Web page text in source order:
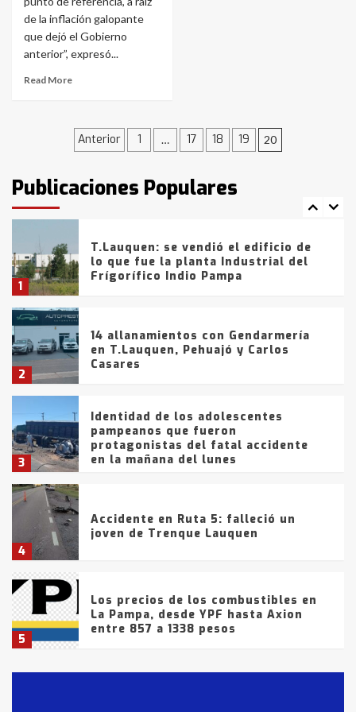
de la inflación galopante
que dejó el Gobierno
anterior”, expresó...
Read More
Navegación
de
entradas
Anterior 1 … 17 18 19 20
Publicaciones Populares
5
entre 857 a 1338 pesos
T.Lauquen: tres jóvenes que
fueron detenidos por
comercialización de drogas en la
tarde del sábado
1
T.Lauquen: se vendió el edificio de
lo que fue la planta Industrial del
Frígorífico Indio Pampa
2
14 allanamientos con Gendarmería
en T.Lauquen, Pehuajó y Carlos
Casares
3
Identidad de los adolescentes
pampeanos que fueron
protagonistas del fatal accidente
en la mañana del lunes
4
Accidente en Ruta 5: falleció un
joven de Trenque Lauquen
5
Los precios de los combustibles en
La Pampa, desde YPF hasta Axion
entre 857 a 1338 pesos